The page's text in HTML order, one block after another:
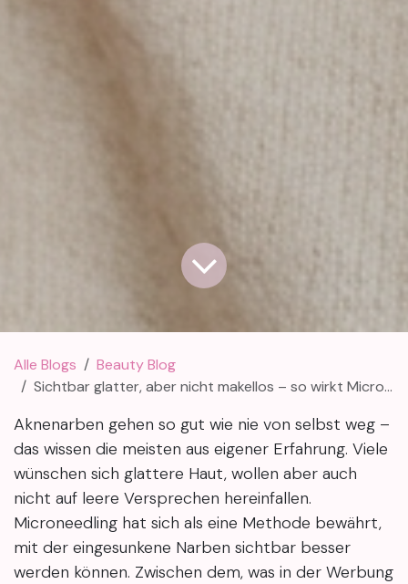
Alle Blogs
Beauty Blog
Sichtbar glatter, aber nicht makellos – so wirkt Microneedling bei Aknenarben
Aknenarben gehen so gut wie nie von selbst weg –
das wissen die meisten aus eigener Erfahrung. Viele
wünschen sich glattere Haut, wollen aber auch
nicht auf leere Versprechen hereinfallen.
Microneedling hat sich als eine Methode bewährt,
mit der eingesunkene Narben sichtbar besser
werden können. Zwischen dem, was in der Werbung